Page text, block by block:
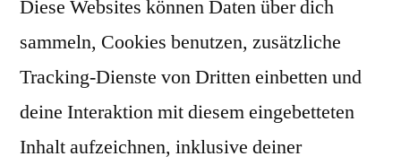
Diese Websites können Daten über dich
sammeln, Cookies benutzen, zusätzliche
Tracking-Dienste von Dritten einbetten und
deine Interaktion mit diesem eingebetteten
Inhalt aufzeichnen, inklusive deiner